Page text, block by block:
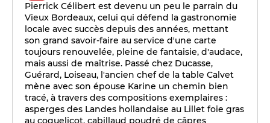
Pierrick Célibert est devenu un peu le parrain du
Vieux Bordeaux, celui qui défend la gastronomie
locale avec succès depuis des années, mettant
son grand savoir-faire au service d'une carte
toujours renouvelée, pleine de fantaisie, d'audace,
mais aussi de maîtrise. Passé chez Ducasse,
Guérard, Loiseau, l'ancien chef de la table Calvet
mène avec son épouse Karine un chemin bien
tracé, à travers des compositions exemplaires :
asperges des Landes hollandaise au Lillet foie gras
au coquelicot, cabillaud poudré de câpres